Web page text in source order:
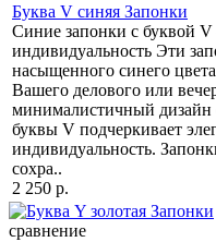
Буква V синяя Запонки
Синие запонки с буквой V
индивидуальность Эти
насыщенного синего
Вашего делового или
минималистичный дизайн
буквы V подчеркивает
индивидуальность.
сохра..
2 250 р.
сравнение